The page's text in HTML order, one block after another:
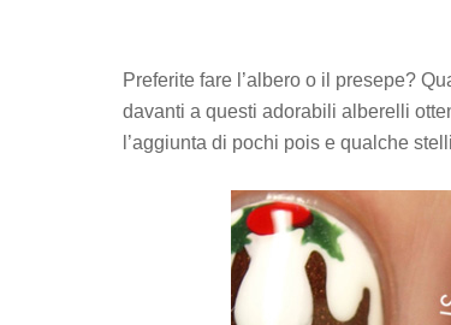
Preferite fare l’albero o il presepe?
davanti a questi adorabili alberelli
l’aggiunta di pochi pois e qualche